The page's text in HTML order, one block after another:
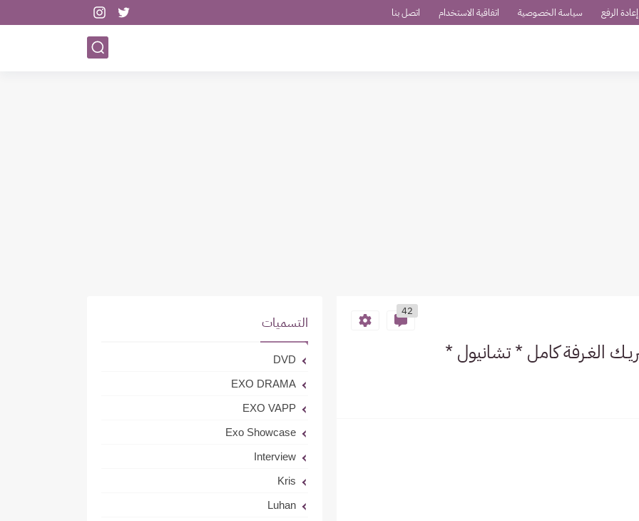
الرفع سياسة الخصوصية اتفاقية الاستخدام اتصل بنا
42
التسميات
DVD
EXO DRAMA
EXO VAPP
Exo Showcase
Interview
Kris
Luhan